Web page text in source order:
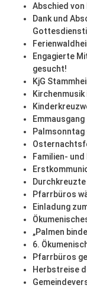
Abschied
Dank und
Engagierte
gesucht!
KjG
Emmausgang
Palmsonntag
Familien-
Durchkreuzte
Pfarrbüros
Einladung
„Palmen
6.
Pfarrbüros
Herbstreise